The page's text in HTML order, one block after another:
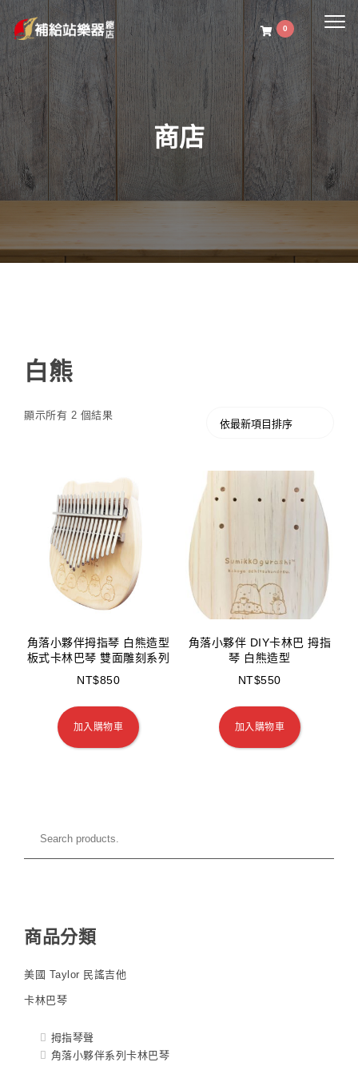
0
商店
白熊
顯示所有 2 個結果
角落小夥伴拇指琴 白熊造型
板式卡林巴琴 雙面雕刻系列
NT$850
加入購物車
角落小夥伴 DIY卡林巴 拇指
琴 白熊造型
NT$550
加入購物車
商品分類
美國 Taylor 民謠吉他
卡林巴琴
拇指琴聲
角落小夥伴系列卡林巴琴